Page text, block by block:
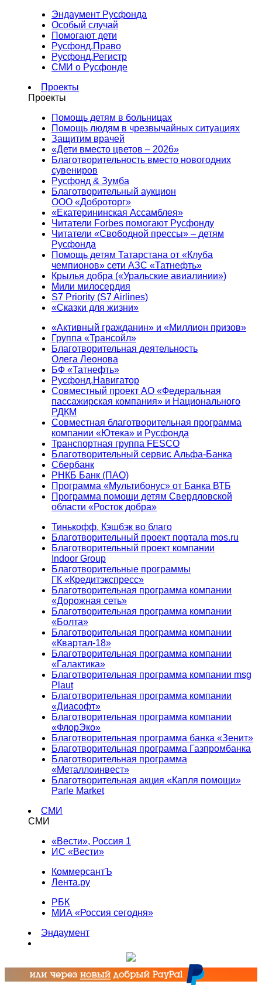
Эндаумент Русфонда
Особый случай
Помогают дети
Русфонд.Право
Русфонд.Регистр
СМИ о Русфонде
Проекты
Проекты
Помощь детям в больницах
Помощь людям в чрезвычайных ситуациях
Защитим врачей
«Дети вместо цветов – 2026»
Благотворительность вместо новогодних
сувениров
Русфонд & Зумба
Благотворительный аукцион
ООО «Доброторг»
«Екатерининская Ассамблея»
Читатели Forbes помогают Русфонду
Читатели «Свободной прессы» – детям
Русфонда
Помощь детям Татарстана от «Клуба
чемпионов» сети АЗС «Татнефть»
Крылья добра («Уральские авиалинии»)
Мили милосердия
S7 Priority (S7 Airlines)
«Сказки для жизни»
«Активный гражданин» и «Миллион призов»
Группа «Трансойл»
Благотворительная деятельность
Олега Леонова
БФ «Татнефть»
Русфонд.Навигатор
Совместный проект АО «Федеральная
пассажирская компания» и Национального
РДКМ
Совместная благотворительная программа
компании «Ютека» и Русфонда
Транспортная группа FESCO
Благотворительный сервис Альфа-Банка
Сбербанк
РНКБ Банк (ПАО)
Программа «Мультибонус» от Банка ВТБ
Программа помощи детям Свердловской
области «Росток добра»
Тинькофф. Кэшбэк во благо
Благотворительный проект портала mos.ru
Благотворительный проект компании
Indoor Group
Благотворительные программы
ГК «Кредитэкспресс»
Благотворительная программа компании
«Дорожная сеть»
Благотворительная программа компании
«Болта»
Благотворительная программа компании
«Квартал-18»
Благотворительная программа компании
«Галактика»
Благотворительная программа компании msg
Plaut
Благотворительная программа компании
«Диасофт»
Благотворительная программа компании
«ФлорЭко»
Благотворительная программа банка «Зенит»
Благотворительная программа Газпромбанка
Благотворительная программа
«Металлоинвест»
Благотворительная акция «Капля помощи»
Parle Market
СМИ
СМИ
«Вести», Россия 1
ИС «Вести»
КоммерсантЪ
Лента.ру
РБК
МИА «Россия сегодня»
Эндаумент